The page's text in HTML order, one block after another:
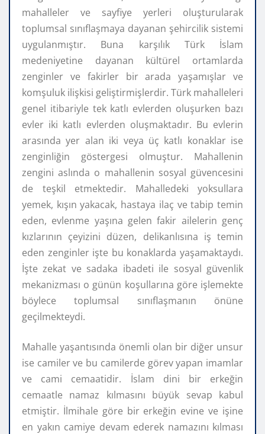
mahalleler ve sayfiye yerleri oluşturularak
toplumsal sınıflaşmaya dayanan şehircilik sistemi
uygulanmıştır. Buna karşılık Türk İslam
medeniyetine dayanan kültürel ortamlarda
zenginler ve fakirler bir arada yaşamışlar ve
komşuluk ilişkisi geliştirmişlerdir. Türk mahalleleri
genel itibariyle tek katlı evlerden oluşurken bazı
evler iki katlı evlerden oluşmaktadır. Bu evlerin
arasında yer alan iki veya üç katlı konaklar ise
zenginliğin göstergesi olmuştur. Mahallenin
zengini aslında o mahallenin sosyal güvencesini
de teşkil etmektedir. Mahalledeki yoksullara
yemek, kışın yakacak, hastaya ilaç ve tabip temin
eden, evlenme yaşına gelen fakir ailelerin genç
kızlarının çeyizini düzen, delikanlısına iş temin
eden zenginler işte bu konaklarda yaşamaktaydı.
İşte zekat ve sadaka ibadeti ile sosyal güvenlik
mekanizması o günün koşullarına göre işlemekte
böylece toplumsal sınıflaşmanın önüne
geçilmekteydi.
Mahalle yaşantısında önemli olan bir diğer unsur
ise camiler ve bu camilerde görev yapan imamlar
ve cami cemaatidir. İslam dini bir erkeğin
cemaatle namaz kılmasını büyük sevap kabul
etmiştir. İlmihale göre bir erkeğin evine ve işine
en yakın camiye devam ederek namazını kılması